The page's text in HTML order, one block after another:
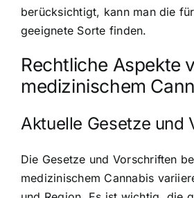
berücksichtigt, kann man die
geeignete Sorte finden.
Rechtliche Aspekte
medizinischem
Aktuelle Gesetze und
Die Gesetze und Vorschriften
medizinischem Cannabis